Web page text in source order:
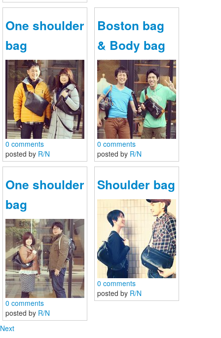
One shoulder
bag
0 comments
posted by R/N
Boston bag
& Body bag
0 comments
posted by R/N
One shoulder
bag
0 comments
posted by R/N
Shoulder bag
0 comments
posted by R/N
Next
SEAL brand JAPAN公式SNS
SEAL brand JAPAN公式のコミュニティサイトです。